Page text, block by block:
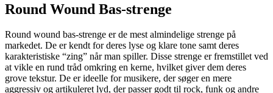
Round Wound Bas-strenge
Round wound bas-strenge er de mest almindelige strenge på
markedet. De er kendt for deres lyse og klare tone samt deres
karakteristiske “zing” når man spiller. Disse strenge er fremstillet ved
at vikle en rund tråd omkring en kerne, hvilket giver dem deres
grove tekstur. De er ideelle for musikere, der søger en mere
aggressiv og artikuleret lyd, der passer godt til rock, funk og andre